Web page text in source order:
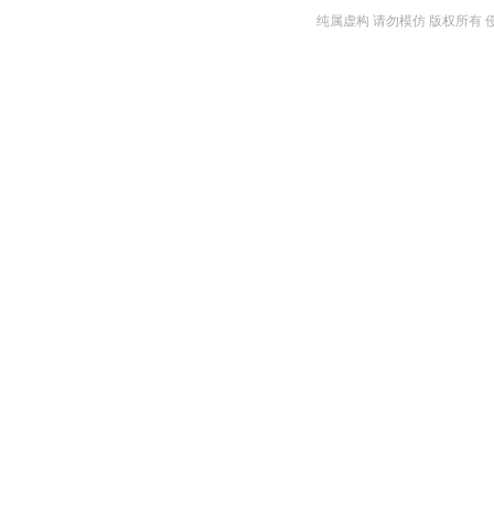
纯属虚构 请勿模仿 版权所有